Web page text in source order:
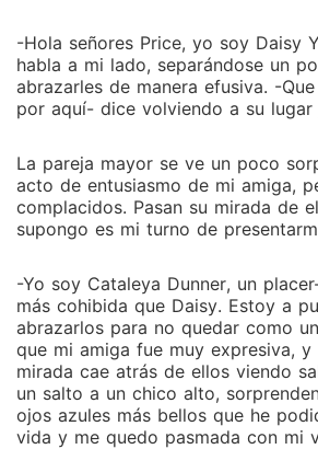
-Hola señores Price, yo soy Daisy
habla a mi lado, separándose un
abrazarles de manera efusiva. -
por aquí- dice volviendo a su lugar
La pareja mayor se ve un poco
acto de entusiasmo de mi amiga,
complacidos. Pasan su mirada de
supongo es mi turno de
-Yo soy Cataleya Dunner, un
más cohibida que Daisy. Estoy a
abrazarlos para no quedar como
que mi amiga fue muy expresiva,
mirada cae atrás de ellos viendo
un salto a un chico alto,
ojos azules más bellos que he
vida y me quedo pasmada con mi